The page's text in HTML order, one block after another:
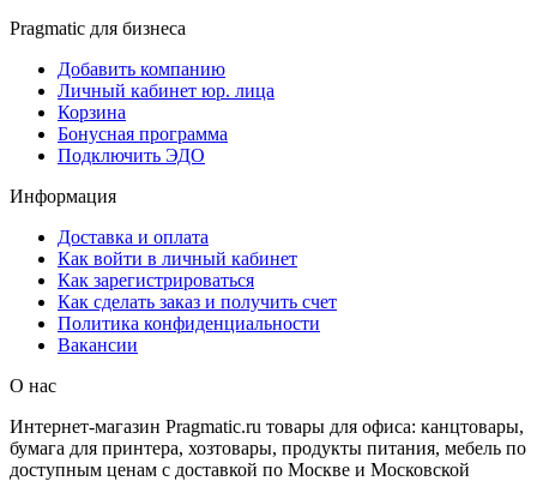
Pragmatic для бизнеса
Добавить компанию
Личный кабинет юр. лица
Корзина
Бонусная программа
Подключить ЭДО
Информация
Доставка и оплата
Как войти в личный кабинет
Как зарегистрироваться
Как сделать заказ и получить счет
Политика конфиденциальности
Вакансии
О нас
Интернет-магазин Pragmatic.ru товары для офиса: канцтовары,
бумага для принтера, хозтовары, продукты питания, мебель по
доступным ценам с доставкой по Москве и Московской